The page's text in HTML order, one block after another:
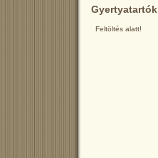
Gyertyatartók
Feltöltés alatt!